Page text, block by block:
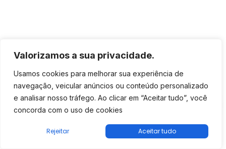
Valorizamos a sua privacidade.
Usamos cookies para melhorar sua experiência de
navegação, veicular anúncios ou conteúdo personalizado
e analisar nosso tráfego. Ao clicar em “Aceitar tudo”, você
concorda com o uso de cookies
Rejeitar Aceitar tudo